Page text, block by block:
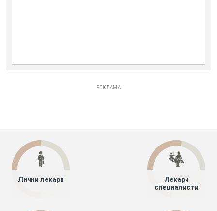
РЕКЛАМА
Лични лекари
Лекари
специалисти